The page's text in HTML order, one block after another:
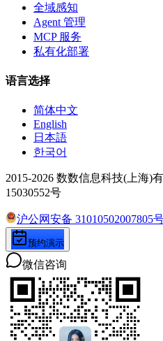
全域感知
Agent 管理
MCP 服务
私有化部署
语言选择
简体中文
English
日本語
한국어
2015-2026 数数信息科技(上海)
15030552号
沪公网安备 31010502007805
预约演示
微信咨询